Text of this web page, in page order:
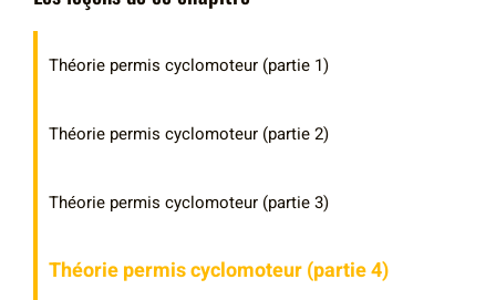
Théorie permis cyclomoteur (partie 1)
Théorie permis cyclomoteur (partie 2)
Théorie permis cyclomoteur (partie 3)
Théorie permis cyclomoteur (partie 4)